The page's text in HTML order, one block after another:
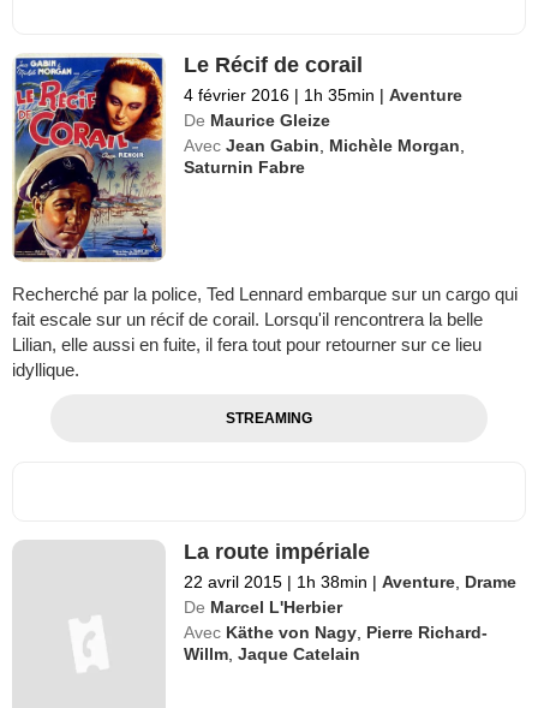
Le Récif de corail
4 février 2016 | 1h 35min | Aventure
De Maurice Gleize
Avec Jean Gabin, Michèle Morgan,
Saturnin Fabre
Recherché par la police, Ted Lennard embarque sur un cargo qui
fait escale sur un récif de corail. Lorsqu'il rencontrera la belle
Lilian, elle aussi en fuite, il fera tout pour retourner sur ce lieu
idyllique.
STREAMING
La route impériale
22 avril 2015 | 1h 38min | Aventure, Drame
De Marcel L'Herbier
Avec Käthe von Nagy, Pierre Richard-
Willm,Jaque Catelain